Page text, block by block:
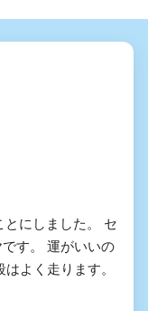
とにしました。 セ
す。 運がいいの
よく走ります。